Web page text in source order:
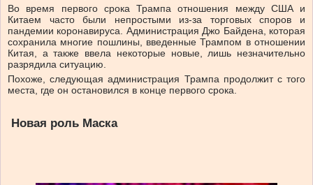
Во время первого срока Трампа отношения между США и
Китаем часто были непростыми из-за торговых споров и
пандемии коронавируса. Администрация Джо Байдена, которая
сохранила многие пошлины, введенные Трампом в отношении
Китая, а также ввела некоторые новые, лишь незначительно
разрядила ситуацию.
Похоже, следующая администрация Трампа продолжит с того
места, где он остановился в конце первого срока.
Новая роль Маска